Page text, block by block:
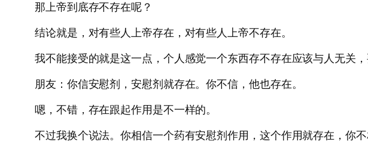
那上帝到底存不存在呢？
结论就是，对有些人上帝存在，对有些人上帝不存在。
我不能接受的就是这一点，个人感觉一个东西存不存在应该与人无关，
朋友：你信安慰剂，安慰剂就存在。你不信，他也存在。
嗯，不错，存在跟起作用是不一样的。
不过我换个说法。你相信一个药有安慰剂作用，这个作用就存在，你